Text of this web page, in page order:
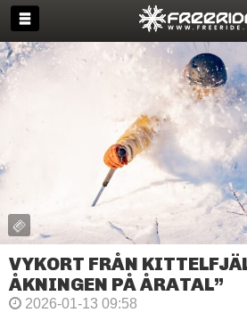
VYKORT FRÅN
ÅKNINGEN PÅ ÅRATAL”
2026-01-13 09:58